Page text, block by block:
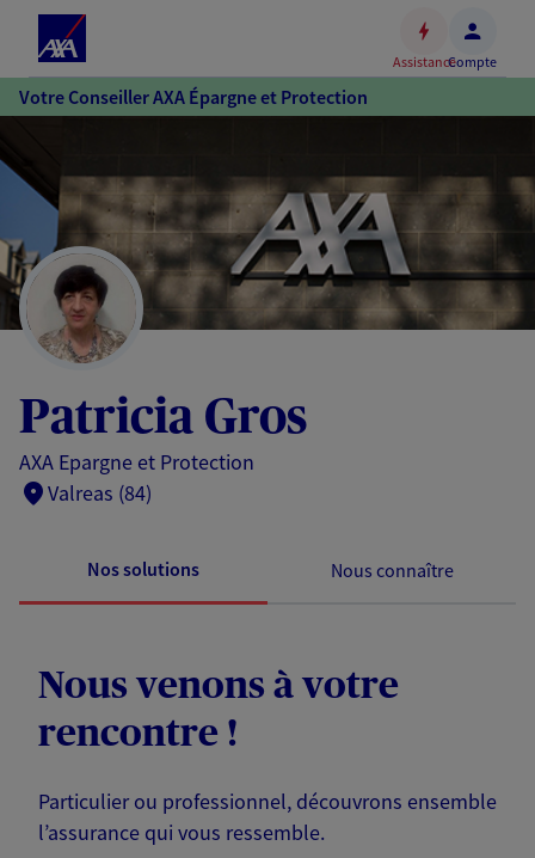
Accéder
au
Accéder
au
pied
de
page
AssistanceCompte
Votre Conseiller AXA Épargne et Protection
Patricia Gros
AXA Epargne et Protection
Valreas (84)
Nos solutions Nous connaître
Nous venons à votre
rencontre !
Particulier ou professionnel, découvrons ensemble
l’assurance qui vous ressemble.